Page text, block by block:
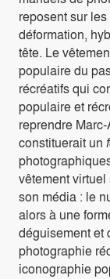
reposent sur
déformation,
tête. Le
populaire du
récréatifs qui
populaire et
reprendre
constituerait un
vêtement virtuel
son média : le
alors à une
déguisement et
photographie
iconographie